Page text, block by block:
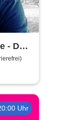
- Das
Uhr